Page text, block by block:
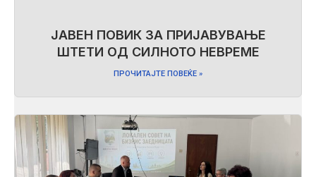
ЈАВЕН ПОВИК ЗА ПРИЈАВУВАЊЕ
ШТЕТИ ОД СИЛНОТО НЕВРЕМЕ
ПРОЧИТАЈТЕ ПОВЕЌЕ »